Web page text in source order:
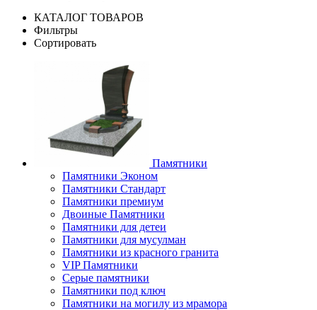
КАТАЛОГ ТОВАРОВ
Фильтры
Сортировать
Памятники
Памятники Эконом
Памятники Стандарт
Памятники премиум
Двоиные Памятники
Памятники для детеи
Памятники для мусулман
Памятники из красного гранита
VIP Памятники
Серые памятники
Памятники под ключ
Памятники на могилу из мрамора